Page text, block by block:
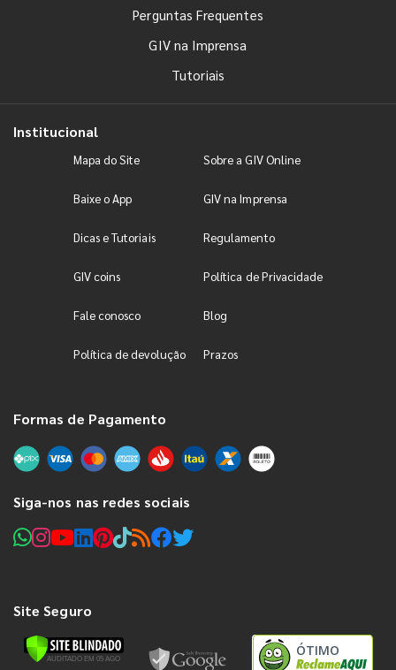
Perguntas Frequentes
GIV na Imprensa
Tutoriais
Institucional
Mapa do Site Sobre a GIV Online
Baixe o App GIV na Imprensa
Dicas e Tutoriais Regulamento
GIV coins Política de Privacidade
Fale conosco Blog
Política de devolução Prazos
Formas de Pagamento
Siga-nos nas redes sociais
Site Seguro
ÓTIMO